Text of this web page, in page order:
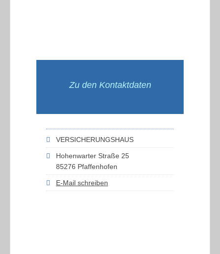
Zu den Kontaktdaten
VERSICHERUNGSHAUS
Hohenwarter Straße 25
85276 Pfaffenhofen
E-Mail schreiben